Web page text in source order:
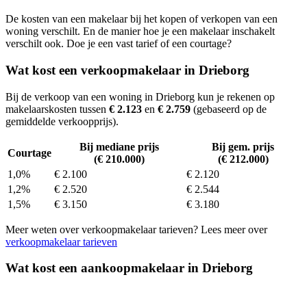
De kosten van een makelaar bij het kopen of verkopen van een
woning verschilt. En de manier hoe je een makelaar inschakelt
verschilt ook. Doe je een vast tarief of een courtage?
Wat kost een verkoopmakelaar in Drieborg
Bij de verkoop van een woning in Drieborg kun je rekenen op
makelaarskosten tussen € 2.123 en € 2.759 (gebaseerd op de
gemiddelde verkoopprijs).
Courtage
Bij mediane prijs
(€ 210.000)
Bij gem. prijs
(€ 212.000)
1,0%
€ 2.100
€ 2.120
1,2%
€ 2.520
€ 2.544
1,5%
€ 3.150 € 3.180
Meer weten over verkoopmakelaar tarieven? Lees meer over
verkoopmakelaar tarieven
Wat kost een aankoopmakelaar in Drieborg